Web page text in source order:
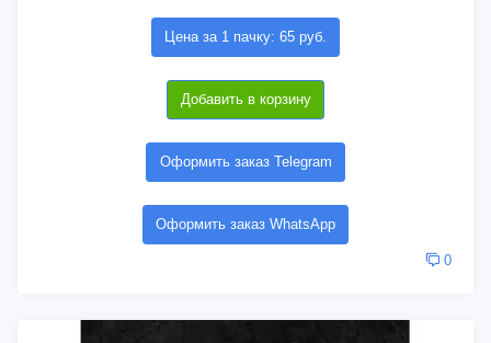
Цена за 1 пачку: 65 руб.
Добавить в корзину
Оформить заказ Telegram
Оформить заказ WhatsApp
0